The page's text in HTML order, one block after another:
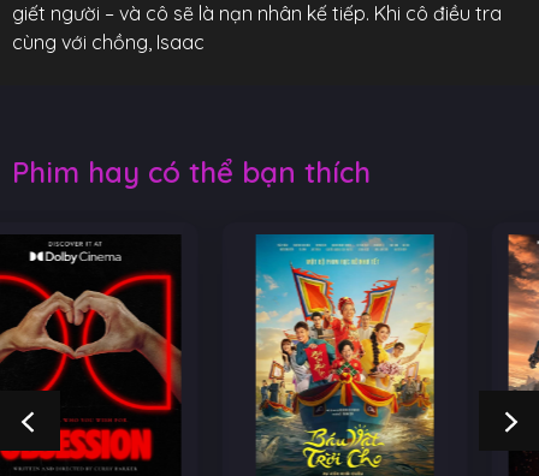
giết người – và cô sẽ là nạn nhân kế tiếp. Khi cô điều tra
cùng với chồng, Isaac
Phim hay có thể bạn thích